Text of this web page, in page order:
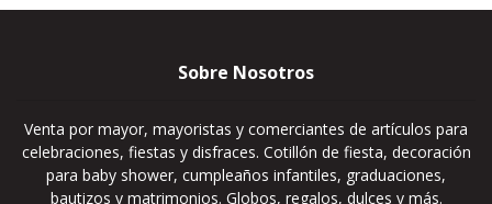
Sobre Nosotros
Venta por mayor, mayoristas y comerciantes de artículos para
celebraciones, fiestas y disfraces. Cotillón de fiesta, decoración
para baby shower, cumpleaños infantiles, graduaciones,
bautizos y matrimonios. Globos, regalos, dulces y más.